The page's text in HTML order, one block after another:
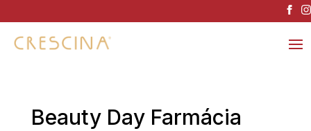
Beauty Day Farmácia